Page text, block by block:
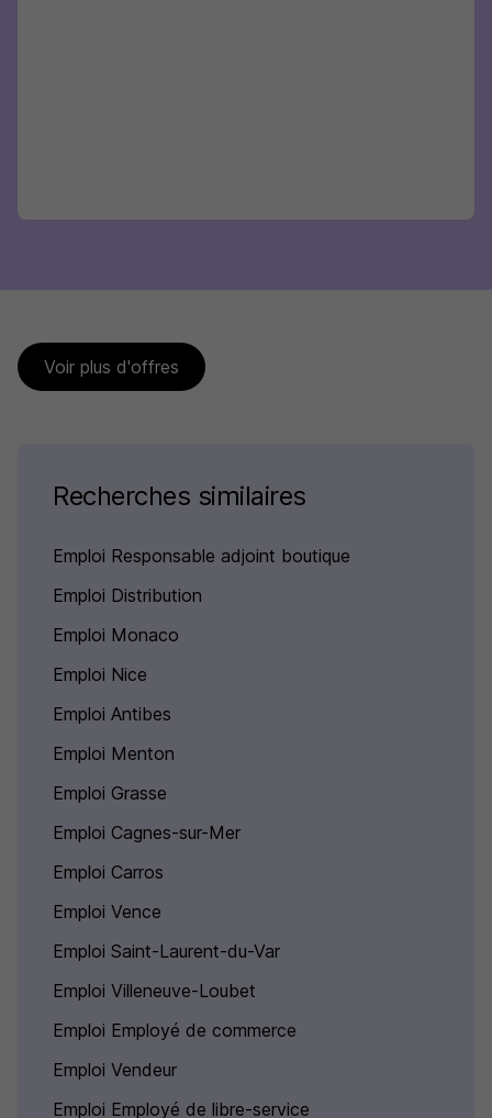
Voir plus d'offres
Recherches similaires
Emploi Responsable adjoint boutique
Emploi Distribution
Emploi Monaco
Emploi Nice
Emploi Antibes
Emploi Menton
Emploi Grasse
Emploi Cagnes-sur-Mer
Emploi Carros
Emploi Vence
Emploi Saint-Laurent-du-Var
Emploi Villeneuve-Loubet
Emploi Employé de commerce
Emploi Vendeur
Emploi Employé de libre-service